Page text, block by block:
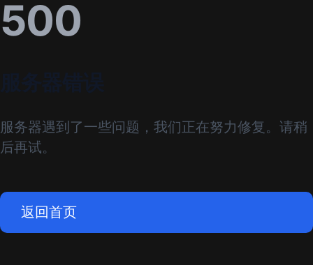
500
服务器遇到了一些问题，我们正在努力修复。请稍
后再试。
返回首页